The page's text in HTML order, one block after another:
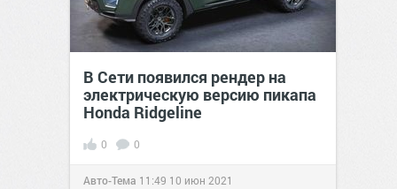
В Сети появился рендер на
электрическую версию пикапа
Honda Ridgeline
0 0
Авто-Тема 11:49 10 июн 2021